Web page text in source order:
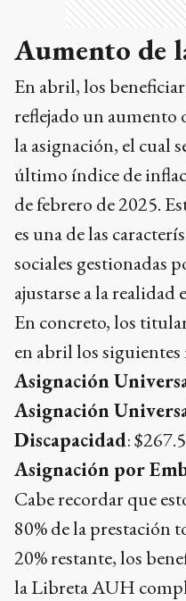
Aumento de
En abril, los
reflejado un aumento
la asignación, el cual
último índice de
de febrero de 2025.
es una de las
sociales gestionadas
ajustarse a la realidad
En concreto, los
en abril los
Asignación
Asignación
Discapacidad:
Asignación por
Cabe recordar que
80% de la prestación
20% restante, los
la Libreta AUH